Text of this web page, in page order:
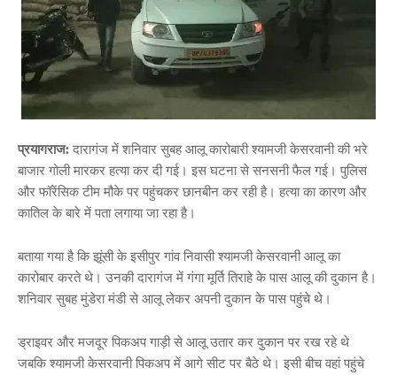
प्रयागराज: दारागंज में शनिवार सुबह आलू कारोबारी श्यामजी केसरवानी की भरे
बाजार गोली मारकर हत्या कर दी गई। इस घटना से सनसनी फैल गई। पुलिस
और फॉरेंसिक टीम मौके पर पहुंचकर छानबीन कर रही है। हत्या का कारण और
कातिल के बारे में पता लगाया जा रहा है।
बताया गया है कि झूंसी के इसीपुर गांव निवासी श्यामजी केसरवानी आलू का
कारोबार करते थे। उनकी दारागंज में गंगा मूर्ति तिराहे के पास आलू की दुकान है।
शनिवार सुबह मुंडेरा मंडी से आलू लेकर अपनी दुकान के पास पहुंचे थे।
ड्राइवर और मजदूर पिकअप गाड़ी से आलू उतार कर दुकान पर रख रहे थे
जबकि श्यामजी केसरवानी पिकअप में आगे सीट पर बैठे थे। इसी बीच वहां पहुंचे